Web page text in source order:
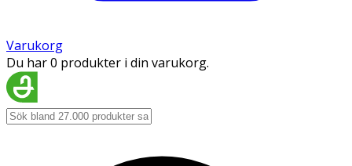
Varukorg
Du har 0 produkter i din varukorg.